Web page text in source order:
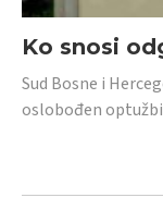
Ko snosi
Sud Bosne i
oslobođen